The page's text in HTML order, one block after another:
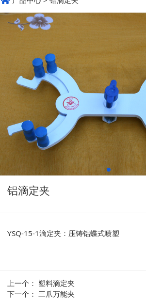
铝滴定夹
YSQ-15-1滴定夹：压铸铝蝶式喷塑
上一个： 塑料滴定夹
下一个：三爪万能夹